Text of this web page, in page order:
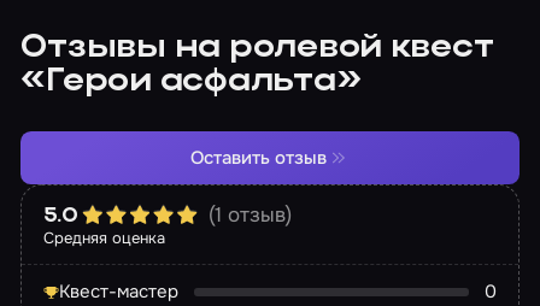
Отзывы на ролевой квест
«Герои асфальта»
Средняя оценка
5.0 (1 отзыв)
Квест-мастер
0
Оставить отзыв